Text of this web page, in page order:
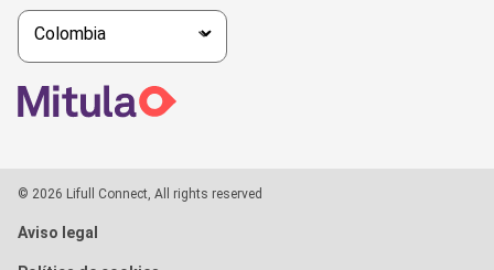
© 2026 Lifull Connect, All rights reserved
Aviso legal